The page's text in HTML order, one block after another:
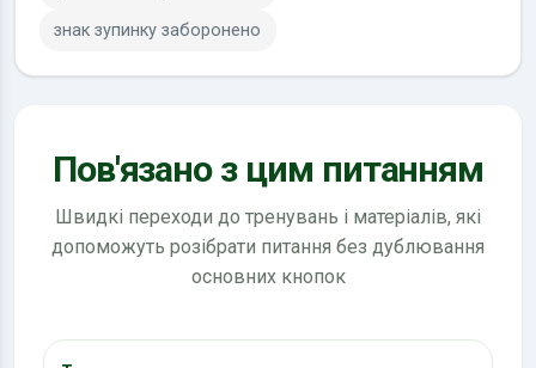
знак зупинку заборонено
Пов'язано з цим питанням
Швидкі переходи до тренувань і матеріалів, які
допоможуть розібрати питання без дублювання
основних кнопок